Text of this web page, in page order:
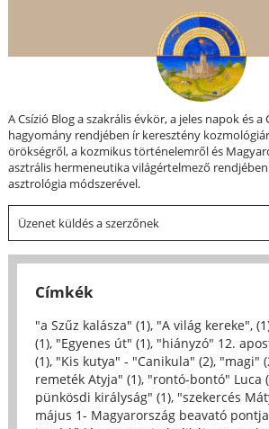
A Csízió Blog a szakrális évkör, a jeles napok és
hagyomány rendjében ír keresztény
örökségről, a kozmikus történelemről és
asztrális hermeneutika világértelmező
asztrológia módszerével.
Üzenet küldés a szerzőnek
Címkék
"a Szűz kalásza" (1), "A világ kereke",
(1), "Egyenes út" (1), "hiányzó" 12.
(1), "Kis kutya" - "Canikula" (2), "magi"
remeték Atyja" (1), "rontó-bontó" Luca
pünkösdi királyság" (1), "szekercés
május 1- Magyarország beavató